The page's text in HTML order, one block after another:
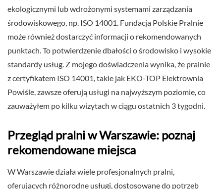
ekologicznymi lub wdrożonymi systemami zarządzania
środowiskowego, np. ISO 14001. Fundacja Polskie Pralnie
może również dostarczyć informacji o rekomendowanych
punktach. To potwierdzenie dbałości o środowisko i wysokie
standardy usług. Z mojego doświadczenia wynika, że pralnie
z certyfikatem ISO 14001, takie jak EKO-TOP Elektrownia
Powiśle, zawsze oferują usługi na najwyższym poziomie, co
zauważyłem po kilku wizytach w ciągu ostatnich 3 tygodni.
Przegląd pralni w Warszawie: poznaj
rekomendowane miejsca
W Warszawie działa wiele profesjonalnych pralni,
oferujących różnorodne usługi, dostosowane do potrzeb